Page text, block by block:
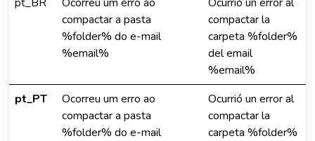
compactar a pasta
%folder% do e-mail
%email%
compactar la
carpeta %folder%
del email
%email%
pt_PT
Ocorreu um erro ao
compactar a pasta
%folder% do e-mail
Ocurrió un error al
compactar la
carpeta %folder%